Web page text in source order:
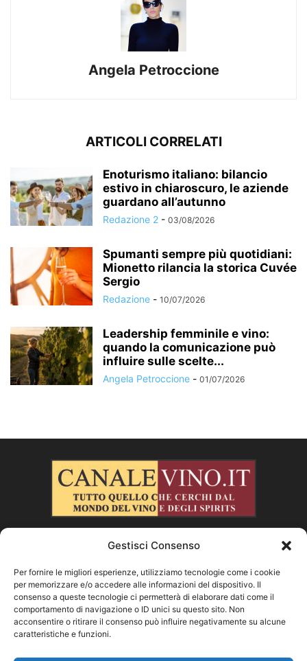
Angela Petroccione
ARTICOLI CORRELATI
Enoturismo italiano: bilancio
estivo in chiaroscuro, le aziende
guardano all’autunno
Redazione 2 - 03/08/2026
Spumanti sempre più quotidiani:
Mionetto rilancia la storica Cuvée
Sergio
Redazione - 10/07/2026
Leadership femminile e vino:
quando la comunicazione può
influire sulle scelte...
Angela Petroccione - 01/07/2026
CHI SIAMO
SEGUICI
Facebook
Gestisci Consenso
Per fornire le migliori esperienze, utilizziamo tecnologie come i cookie
per memorizzare e/o accedere alle informazioni del dispositivo. Il
consenso a queste tecnologie ci permetterà di elaborare dati come il
comportamento di navigazione o ID unici su questo sito. Non
acconsentire o ritirare il consenso può influire negativamente su alcune
caratteristiche e funzioni.